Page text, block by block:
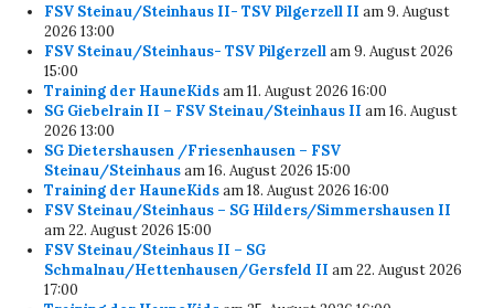
FSV Steinau/Steinhaus II- TSV Pilgerzell II am 9. August
2026 13:00
FSV Steinau/Steinhaus- TSV Pilgerzellam 9. August 2026
15:00
Training der HauneKidsam 11. August 2026 16:00
SG Giebelrain II – FSV Steinau/Steinhaus II am 16. August
2026 13:00
SG Dietershausen /Friesenhausen – FSV
Steinau/Steinhausam 16. August 2026 15:00
Training der HauneKidsam 18. August 2026 16:00
FSV Steinau/Steinhaus – SG Hilders/Simmershausen II
am 22. August 2026 15:00
FSV Steinau/Steinhaus II – SG
Schmalnau/Hettenhausen/Gersfeld II am 22. August 2026
17:00